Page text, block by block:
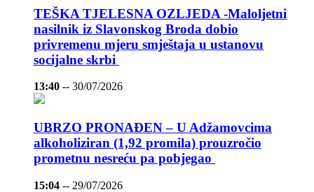
TEŠKA TJELESNA OZLJEDA -Maloljetni
nasilnik iz Slavonskog Broda dobio
privremenu mjeru smještaja u ustanovu
socijalne skrbi
13:40 -- 30/07/2026
UBRZO PRONAĐEN – U Adžamovcima
alkoholiziran (1,92 promila) prouzročio
prometnu nesreću pa pobjegao
15:04 -- 29/07/2026